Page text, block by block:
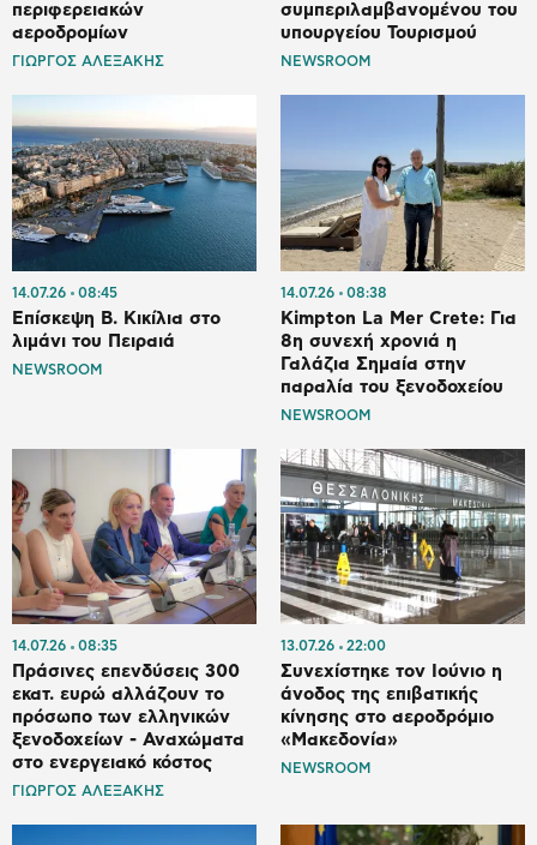
περιφερειακών
αεροδρομίων
ΓΙΩΡΓΟΣ ΑΛΕΞΑΚΗΣ
συμπεριλαμβανομένου του
υπουργείου Τουρισμού
NEWSROOM
14.07.26 08:45
Επίσκεψη Β. Κικίλια στο
λιμάνι του Πειραιά
NEWSROOM
14.07.26 08:38
Kimpton La Mer Crete: Για
8η συνεχή χρονιά η
Γαλάζια Σημαία στην
παραλία του ξενοδοχείου
NEWSROOM
14.07.26 08:35
Πράσινες επενδύσεις 300
εκατ. ευρώ αλλάζουν το
πρόσωπο των ελληνικών
ξενοδοχείων - Αναχώματα
στο ενεργειακό κόστος
ΓΙΩΡΓΟΣ ΑΛΕΞΑΚΗΣ
13.07.26 22:00
Συνεχίστηκε τον Ιούνιο η
άνοδος της επιβατικής
κίνησης στο αεροδρόμιο
«Μακεδονία»
NEWSROOM